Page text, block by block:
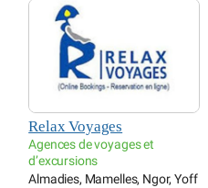
Relax Voyages
Agences de voyages et
d’excursions
Almadies, Mamelles, Ngor, Yoff